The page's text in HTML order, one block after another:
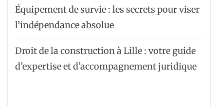
Équipement de survie : les secrets pour viser
l’indépendance absolue
Droit de la construction à Lille : votre guide
d’expertise et d’accompagnement juridique